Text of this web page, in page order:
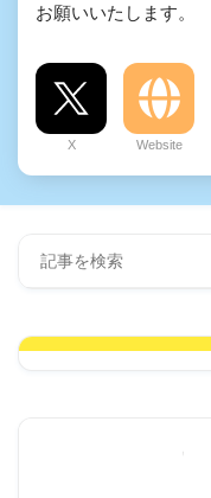
お願いいたします。
X Website